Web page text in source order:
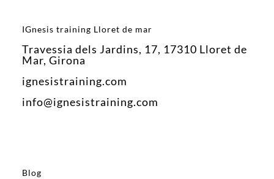
IGnesis training Lloret de mar
Travessia dels Jardins, 17, 17310 Lloret de
Mar, Girona
ignesistraining.com
info@ignesistraining.com
Blog